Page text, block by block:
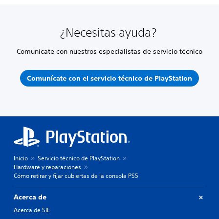
¿Necesitas ayuda?
Comunícate con nuestros especialistas de servicio técnico
Comunícate con el servicio técnico de PlayStation
Inicio
Servicio técnico de PlayStation
Hardware y reparaciones
Cómo retirar y fijar cubiertas de la consola PS5
Acerca de
Acerca de SIE